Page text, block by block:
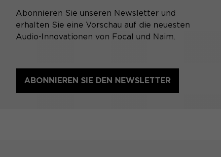
Abonnieren Sie unseren Newsletter und
erhalten Sie eine Vorschau auf die neuesten
Audio-Innovationen von Focal und Naim.
ABONNIEREN SIE DEN NEWSLETTER